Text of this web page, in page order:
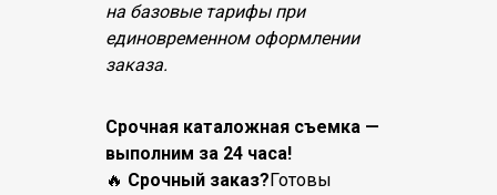
на базовые тарифы при
единовременном оформлении
заказа.
Срочная каталожная съемка —
выполним за 24 часа!
🔥 Срочный заказ?Готовы